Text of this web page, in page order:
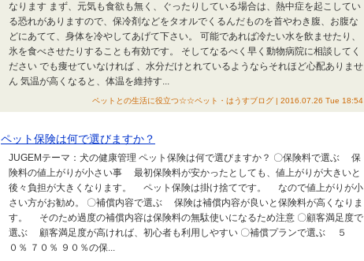
なります まず、元気も食欲も無く、ぐったりしている場合は、熱中症を起こしてい
る恐れがありますので、保冷剤などをタオルでくるんだものを首やわき腹、お腹な
どにあてて、身体を冷やしてあげて下さい。 可能であれば冷たい水を飲ませたり、
氷を食べさせたりすることも有効です。 そしてなるべく早く動物病院に相談してく
ださい でも痩せていなければ 、水分だけとれているようならそれほど心配ありませ
ん 気温が高くなると、体温を維持す...
ペットとの生活に役立つ☆☆ペット・はうすブログ | 2016.07.26 Tue 18:54
ペット保険は何で選びますか？
JUGEMテーマ：犬の健康管理 ペット保険は何で選びますか？ 〇保険料で選ぶ 保
険料の値上がりが小さい事 最初保険料が安かったとしても、値上がりが大きいと
後々負担が大きくなります。 ペット保険は掛け捨てです。 なので値上がりが小
さい方がお勧め。 〇補償内容で選ぶ 保険は補償内容が良いと保険料が高くなりま
す。 そのため過度の補償内容は保険料の無駄使いになるため注意 〇顧客満足度で
選ぶ 顧客満足度が高ければ、初心者も利用しやすい 〇補償プランで選ぶ ５
０％ ７０％ ９０％の保...